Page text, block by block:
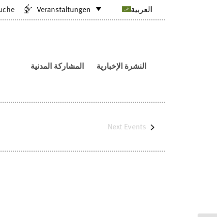
العربية Veranstaltungen
المشاركة المدنية النشرة الإخبارية
Next Events